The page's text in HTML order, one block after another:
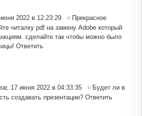
2022 в 12:23:29 # Прекрасное
читалку pdf на замену Adobe который
сделайте так чтобы можно было
Ответить
, 17 июня 2022 в 04:33:35 # Будет ли в
создавать презентации? Ответить